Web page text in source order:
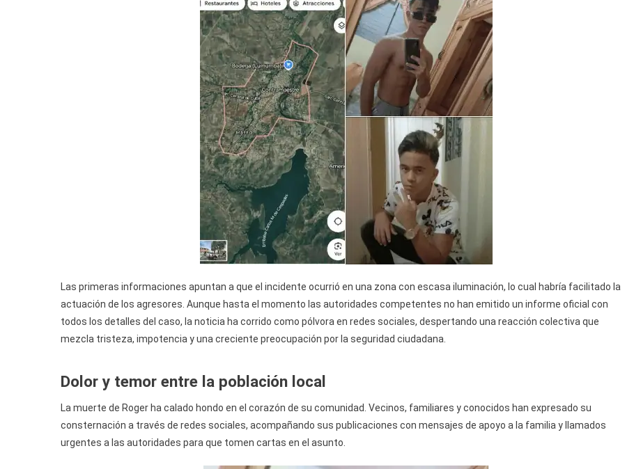
Las primeras informaciones apuntan a que el incidente ocurrió en una zona con escasa iluminación, lo cual habría facilitado la
actuación de los agresores. Aunque hasta el momento las autoridades competentes no han emitido un informe oficial con
todos los detalles del caso, la noticia ha corrido como pólvora en redes sociales, despertando una reacción colectiva que
mezcla tristeza, impotencia y una creciente preocupación por la seguridad ciudadana.
Dolor y temor entre la población local
La muerte de Roger ha calado hondo en el corazón de su comunidad. Vecinos, familiares y conocidos han expresado su
consternación a través de redes sociales, acompañando sus publicaciones con mensajes de apoyo a la familia y llamados
urgentes a las autoridades para que tomen cartas en el asunto.